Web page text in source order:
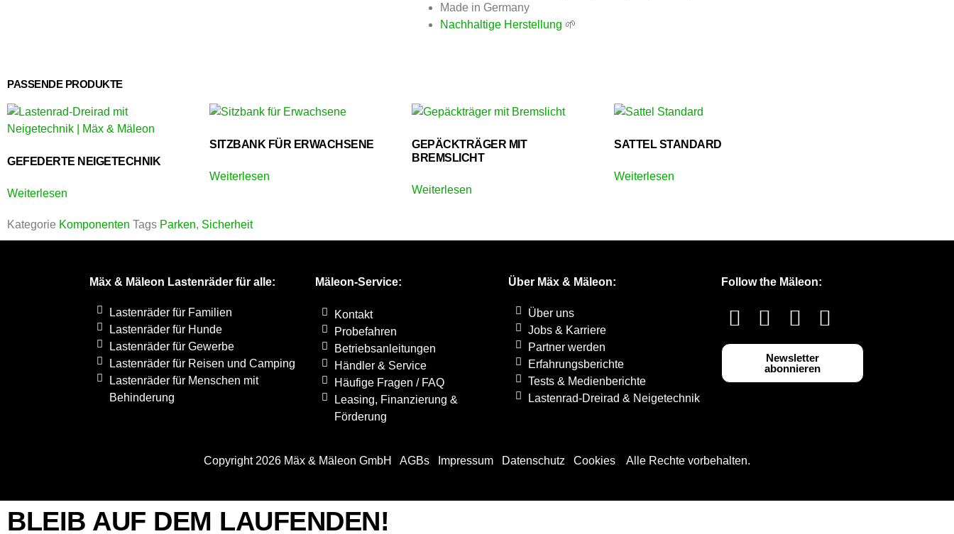
Made in Germany
Nachhaltige Herstellung 🌱
PASSENDE PRODUKTE
GEFEDERTE NEIGETECHNIK
Weiterlesen
SITZBANK FÜR ERWACHSENE
Weiterlesen
GEPÄCKTRÄGER MIT
BREMSLICHT
Weiterlesen
SATTEL STANDARD
Weiterlesen
Kategorie Komponenten Tags Parken, Sicherheit
Mäx & Mäleon Lastenräder für alle:
Lastenräder für Familien
Lastenräder für Hunde
Lastenräder für Gewerbe
Lastenräder für Reisen und Camping
Lastenräder für Menschen mit
Behinderung
Mäleon-Service:
Kontakt
Probefahren
Betriebsanleitungen
Händler & Service
Häufige Fragen / FAQ
Leasing, Finanzierung &
Förderung
Über Mäx & Mäleon:
Über uns
Jobs & Karriere
Partner werden
Erfahrungsberichte
Tests & Medienberichte
Lastenrad-Dreirad & Neigetechnik
Follow the Mäleon:
Newsletter
abonnieren
Copyright 2026 Mäx & Mäleon GmbH AGBs Impressum Datenschutz Cookies Alle Rechte vorbehalten.
BLEIB AUF DEM LAUFENDEN!